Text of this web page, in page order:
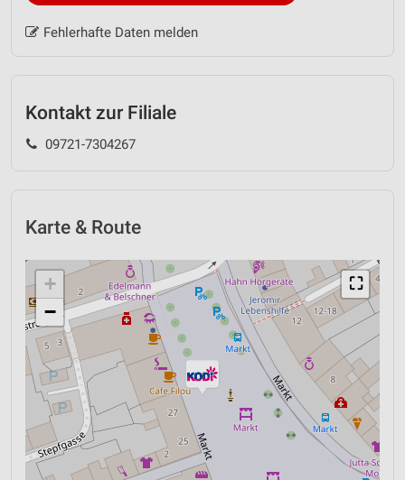
Fehlerhafte Daten melden
Kontakt zur Filiale
09721-7304267
Karte & Route
⛶
+
−